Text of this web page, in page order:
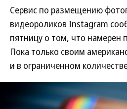
Сервис по размещению
видеороликов Instagram
пятницу о том, что намерен
Пока только своим
и в ограниченном